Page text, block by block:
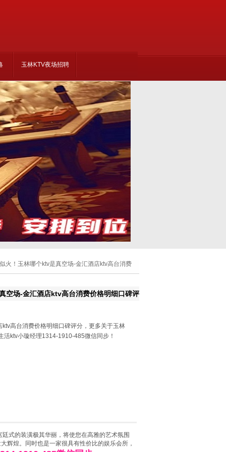
玉林KTV夜场招聘
火！玉林哪个ktv是真空场-金汇酒店ktv高台消费
空场-金汇酒店ktv高台消费价格明细口碑评
高台消费价格明细口碑评分，更多关于玉林
活ktv小璇经理1314-1910-485微信同步！
式的装潢极其华丽，将使您在高雅的艺术氛围
辉煌。同时也是一家很具有性价比的娱乐会所，